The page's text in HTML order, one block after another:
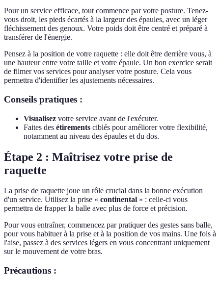
Pour un service efficace, tout commence par votre posture. Tenez-
vous droit, les pieds écartés à la largeur des épaules, avec un léger
fléchissement des genoux. Votre poids doit être centré et préparé à
transférer de l'énergie.
Pensez à la position de votre raquette : elle doit être derrière vous, à
une hauteur entre votre taille et votre épaule. Un bon exercice serait
de filmer vos services pour analyser votre posture. Cela vous
permettra d'identifier les ajustements nécessaires.
Conseils pratiques :
Visualisez votre service avant de l'exécuter.
Faites des étirements ciblés pour améliorer votre flexibilité,
notamment au niveau des épaules et du dos.
Étape 2 : Maîtrisez votre prise de
raquette
La prise de raquette joue un rôle crucial dans la bonne exécution
d'un service. Utilisez la prise « continental » : celle-ci vous
permettra de frapper la balle avec plus de force et précision.
Pour vous entraîner, commencez par pratiquer des gestes sans balle,
pour vous habituer à la prise et à la position de vos mains. Une fois à
l'aise, passez à des services légers en vous concentrant uniquement
sur le mouvement de votre bras.
Précautions :